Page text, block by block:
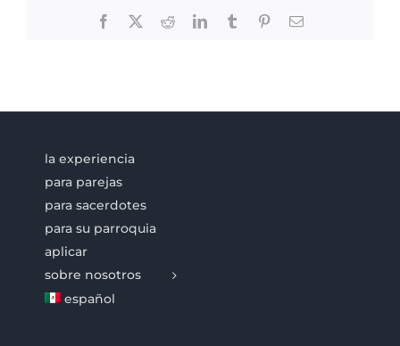
Facebook RedditLinkedInTumblr PinterestEmail
la experiencia
para parejas
para sacerdotes
para su parroquia
aplicar
sobre nosotros
español